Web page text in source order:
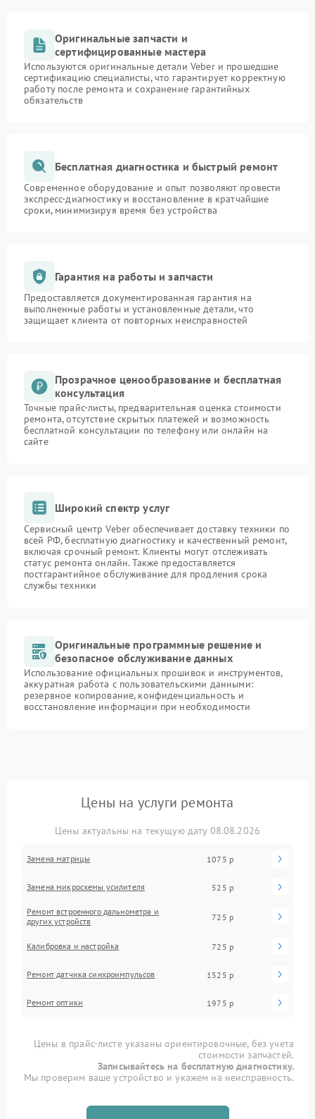
Оригинальные запчасти и
сертифицированные мастера
Используются оригинальные детали Veber и прошедшие
сертификацию специалисты, что гарантирует корректную
работу после ремонта и сохранение гарантийных
обязательств
Бесплатная диагностика и быстрый ремонт
Современное оборудование и опыт позволяют провести
экспресс-диагностику и восстановление в кратчайшие
сроки, минимизируя время без устройства
Гарантия на работы и запчасти
Предоставляется документированная гарантия на
выполненные работы и установленные детали, что
защищает клиента от повторных неисправностей
Прозрачное ценообразование и бесплатная
консультация
Точные прайс-листы, предварительная оценка стоимости
ремонта, отсутствие скрытых платежей и возможность
бесплатной консультации по телефону или онлайн на
сайте
Широкий спектр услуг
Сервисный центр Veber обеспечивает доставку техники по
всей РФ, бесплатную диагностику и качественный ремонт,
включая срочный ремонт. Клиенты могут отслеживать
статус ремонта онлайн. Также предоставляется
постгарантийное обслуживание для продления срока
службы техники
Оригинальные программные решение и
безопасное обслуживание данных
Использование официальных прошивок и инструментов,
аккуратная работа с пользовательскими данными:
резервное копирование, конфиденциальность и
восстановление информации при необходимости
Цены на услуги ремонта
Цены актуальны на текущую дату 08.08.2026
Замена матрицы 1075 р
Замена микросхемы усилителя 525 р
Ремонт встроенного дальнометра и
других устройств
725 р
Калибровка и настройка 725 р
Ремонт датчика синхроимпульсов 1525 р
Ремонт оптики 1975 р
Цены в прайс-листе указаны ориентировочные, без учета
стоимости запчастей.
Записывайтесь на бесплатную диагностику.
Мы проверим ваше устройство и укажем на неисправность.